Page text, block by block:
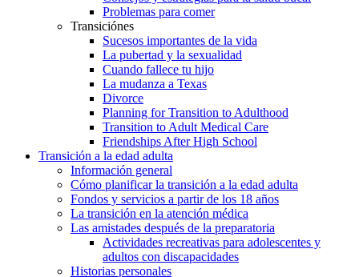
Problemas para comer
Transiciónes
Sucesos importantes de la vida
La pubertad y la sexualidad
Cuando fallece tu hijo
La mudanza a Texas
Divorce
Planning for Transition to Adulthood
Transition to Adult Medical Care
Friendships After High School
Transición a la edad adulta
Información general
Cómo planificar la transición a la edad adulta
Fondos y servicios a partir de los 18 años
La transición en la atención médica
Las amistades después de la preparatoria
Actividades recreativas para adolescentes y
adultos con discapacidades
Historias personales